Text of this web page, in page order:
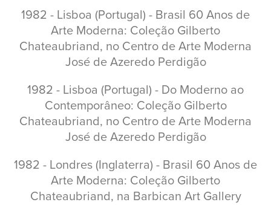
1982 - Lisboa (Portugal) - Brasil 60 Anos de
Arte Moderna: Coleção Gilberto
Chateaubriand, no Centro de Arte Moderna
José de Azeredo Perdigão
1982 - Lisboa (Portugal) - Do Moderno ao
Contemporâneo: Coleção Gilberto
Chateaubriand, no Centro de Arte Moderna
José de Azeredo Perdigão
1982 - Londres (Inglaterra) - Brasil 60 Anos de
Arte Moderna: Coleção Gilberto
Chateaubriand, na Barbican Art Gallery